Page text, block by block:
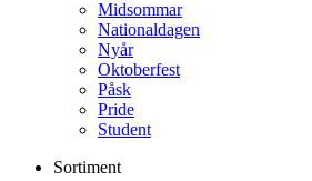
Midsommar
Nationaldagen
Nyår
Oktoberfest
Påsk
Pride
Student
Sortiment